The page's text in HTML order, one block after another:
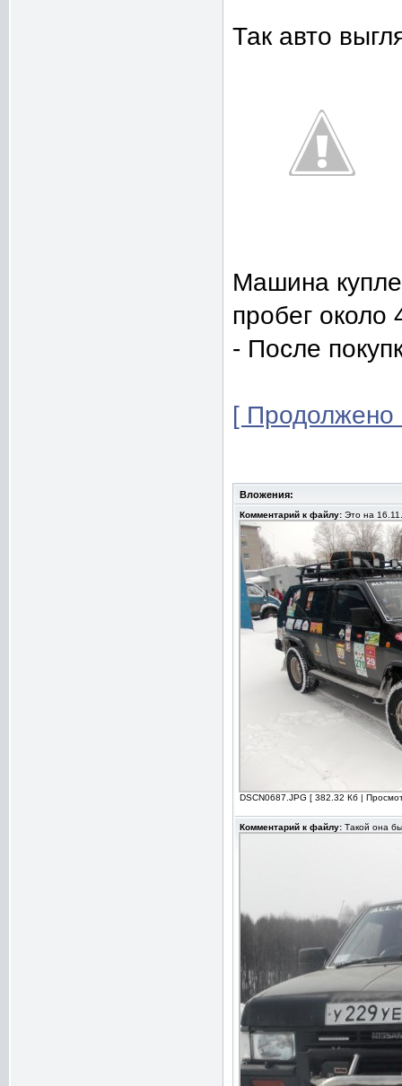
Так авто
Машина
пробег около
- После
[ Продолжено
Вложения:
Комментарий к файлу: Это на
DSCN0687.JPG [ 382.32 Кб |
Комментарий к файлу: Такой она